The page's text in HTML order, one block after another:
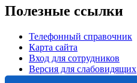
Полезные ссылки
Телефонный справочник
Карта сайта
Вход для сотрудников
Версия для слабовидящих